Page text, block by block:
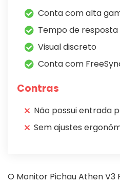
Conta com alta
Tempo de resposta
Visual discreto
Conta com
Contras
Não possui entrada
Sem ajustes
O Monitor Pichau Athen